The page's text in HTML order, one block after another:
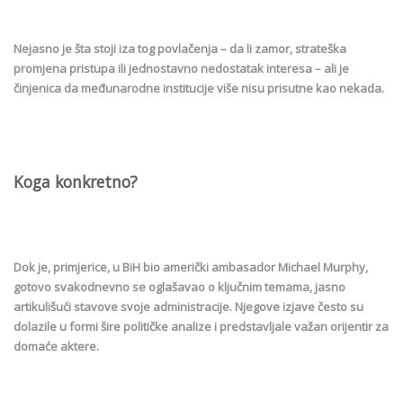
Nejasno je šta stoji iza tog povlačenja – da li zamor, strateška
promjena pristupa ili jednostavno nedostatak interesa – ali je
činjenica da međunarodne institucije više nisu prisutne kao nekada.
Koga konkretno?
Dok je, primjerice, u BiH bio američki ambasador Michael Murphy,
gotovo svakodnevno se oglašavao o ključnim temama, jasno
artikulišući stavove svoje administracije. Njegove izjave često su
dolazile u formi šire političke analize i predstavljale važan orijentir za
domaće aktere.